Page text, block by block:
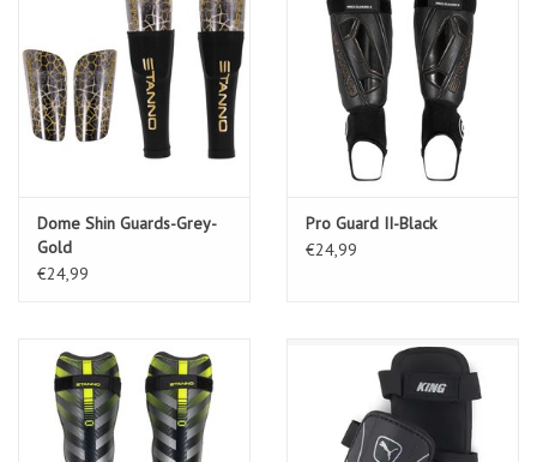
Dome Shin Guards-Grey-
Gold
€24,99
Pro Guard II-Black
€24,99